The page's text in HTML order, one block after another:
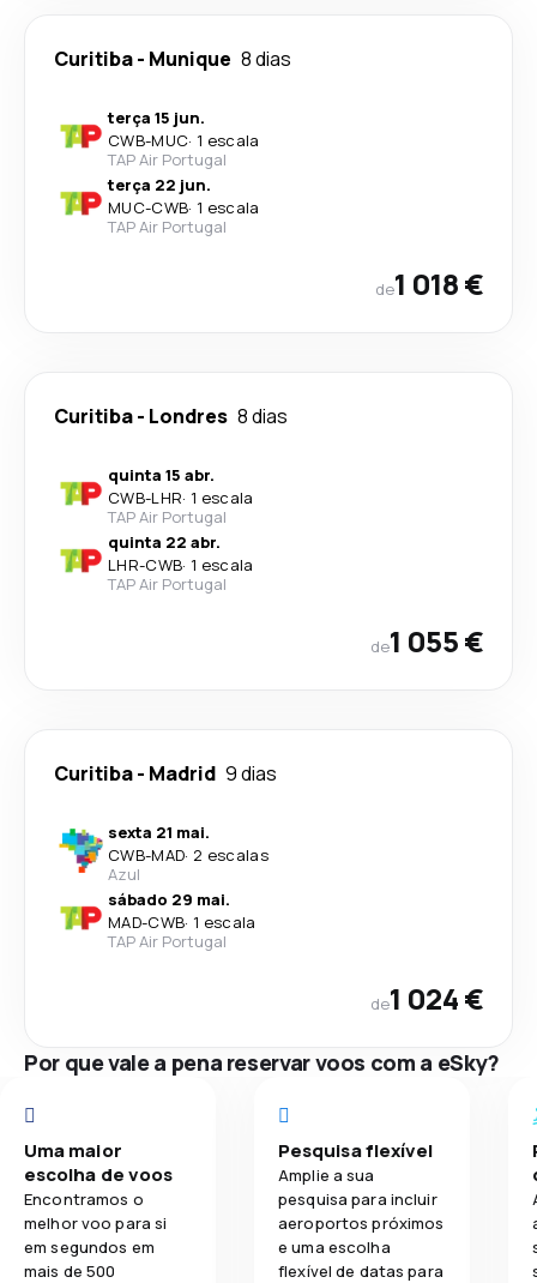
Curitiba- Munique 8 dias
terça 15 jun.
CWB-MUC· 1 escala
TAP Air Portugal
terça 22 jun.
MUC-CWB· 1 escala
TAP Air Portugal
de1 018 €
Curitiba- Londres 8 dias
quinta 15 abr.
CWB-LHR· 1 escala
TAP Air Portugal
quinta 22 abr.
LHR-CWB· 1 escala
TAP Air Portugal
de1 055 €
Curitiba- Madrid 9 dias
sexta 21 mai.
CWB-MAD· 2 escalas
Azul
sábado 29 mai.
MAD-CWB· 1 escala
TAP Air Portugal
de1 024 €
Por que vale a pena reservar voos com a eSky?
Uma maior
escolha de voos
Encontramos o
melhor voo para si
em segundos em
mais de 500
Pesquisa flexível
Amplie a sua
pesquisa para incluir
aeroportos próximos
e uma escolha
flexível de datas para